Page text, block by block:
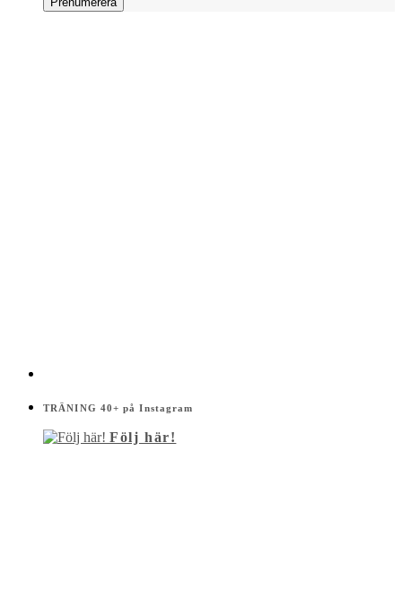
TRÄNING 40+ på Instagram
Följ här!